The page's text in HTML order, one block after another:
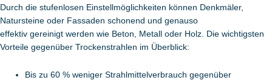
Durch die stufenlosen Einstellmöglichkeiten können Denkmäler,
Natursteine oder Fassaden schonend und genauso
effektiv gereinigt werden wie Beton, Metall oder Holz. Die wichtigsten
Vorteile gegenüber Trockenstrahlen im Überblick:
Bis zu 60 % weniger Strahlmittelverbrauch gegenüber